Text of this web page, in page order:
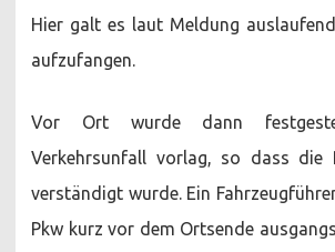
Hier galt es laut Meldung
aufzufangen.
Vor Ort wurde dann
Verkehrsunfall vorlag, so dass die
verständigt wurde. Ein
Pkw kurz vor dem Ortsende